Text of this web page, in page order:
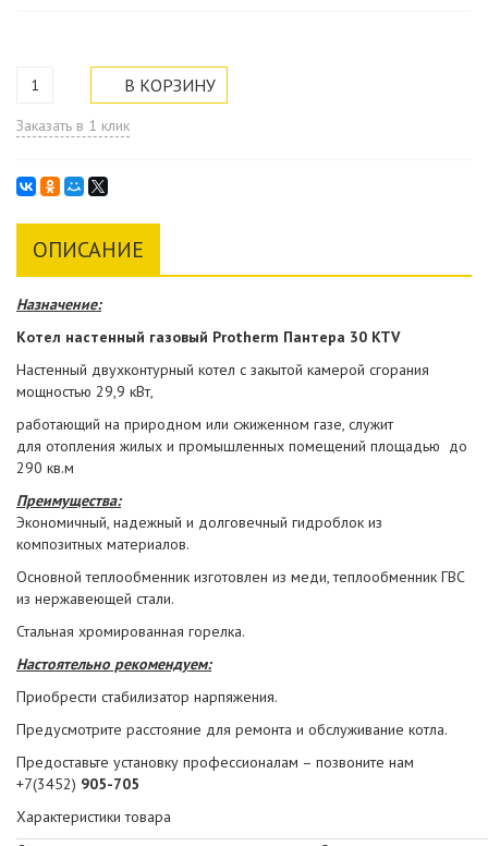
Заказать в 1 клик
ОПИСАНИЕ
Назначение:
Котел настенный газовый Protherm Пантера 30 KTV
Настенный двухконтурный котел с закытой камерой сгорания
мощностью 29,9 кВт,
работающий на природном или сжиженном газе, служит
для отопления жилых и промышленных помещений площадью до
290 кв.м
Преимущества:
Экономичный, надежный и долговечный гидроблок из
композитных материалов.
Основной теплообменник изготовлен из меди, теплообменник ГВС
из нержавеющей стали.
Стальная хромированная горелка.
Настоятельно рекомендуем:
Приобрести стабилизатор нарпяжения.
Предусмотрите расстояние для ремонта и обслуживание котла.
Предоставьте установку профессионалам – позвоните нам
+7(3452) 905-705
Характеристики товара